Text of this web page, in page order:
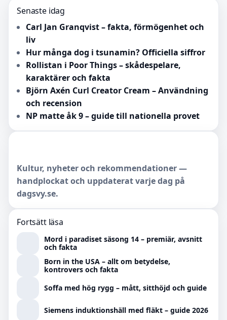
Senaste idag
Carl Jan Granqvist – fakta, förmögenhet och
liv
Hur många dog i tsunamin? Officiella siffror
Rollistan i Poor Things – skådespelare,
karaktärer och fakta
Björn Axén Curl Creator Cream – Användning
och recension
NP matte åk 9 – guide till nationella provet
Kultur, nyheter och rekommendationer —
handplockat och uppdaterat varje dag på
dagsvy.se.
Fortsätt läsa
Mord i paradiset säsong 14 – premiär, avsnitt
och fakta
Born in the USA – allt om betydelse,
kontrovers och fakta
Soffa med hög rygg – mått, sitthöjd och guide
Siemens induktionshäll med fläkt – guide 2026